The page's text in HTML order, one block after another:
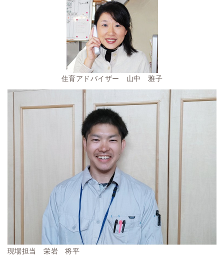
住育アドバイザー 山中 雅子
現場担当 栄岩 将平